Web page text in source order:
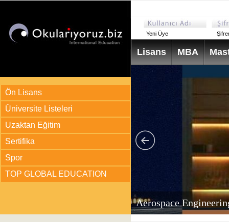
Ön Lisans
Üniversite Listeleri
Uzaktan Eğitim
Sertifika
Spor
TOP GLOBAL EDUCATION
Yeni Üye
Lisans MBA
Aerospace